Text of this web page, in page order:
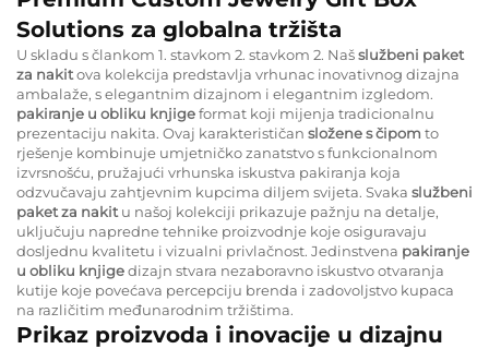
Solutions za globalna tržišta
U skladu s člankom 1. stavkom 2. stavkom 2. Našslužbeni paket
za nakitova kolekcija predstavlja vrhunac inovativnog dizajna
ambalaže, s elegantnim dizajnom i elegantnim izgledom.
pakiranje u obliku knjigeformat koji mijenja tradicionalnu
prezentaciju nakita. Ovaj karakterističan složene s čipom to
rješenje kombinuje umjetničko zanatstvo s funkcionalnom
izvrsnošću, pružajući vrhunska iskustva pakiranja koja
odzvučavaju zahtjevnim kupcima diljem svijeta. Svaka službeni
paket za nakit u našoj kolekciji prikazuje pažnju na detalje,
uključuju napredne tehnike proizvodnje koje osiguravaju
dosljednu kvalitetu i vizualni privlačnost. Jedinstvena pakiranje
u obliku knjigedizajn stvara nezaboravno iskustvo otvaranja
kutije koje povećava percepciju brenda i zadovoljstvo kupaca
na različitim međunarodnim tržištima.
Prikaz proizvoda i inovacije u dizajnu